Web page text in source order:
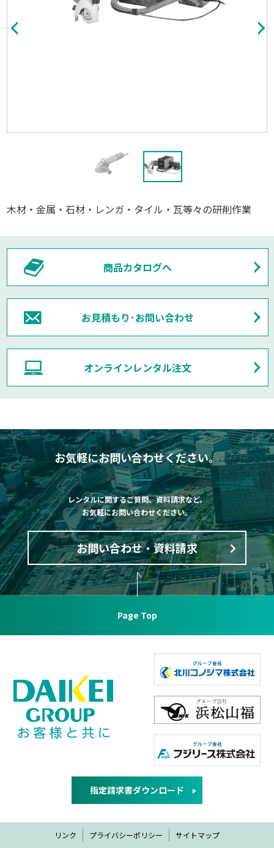
木材・金属・石材・レンガ・タイル・瓦等々の研削作業
商品カタログへ
お見積もり･お問い合わせ
オンラインレンタル注文
お気軽にお問い合わせください。
レンタルに関するご質問、資料請求など、
お気軽にお問い合わせください。
お問い合わせ・資料請求
Page Top
指定請求書ダウンロード
リンク プライバシーポリシー サイトマップ